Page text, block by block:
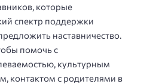
которые
спектр поддержки
наставничество.
помочь с
культурным
контактом с родителями в